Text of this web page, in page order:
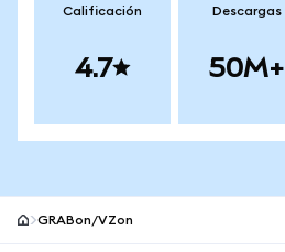
Calificación
4.7
Descargas
50M+
GRABon/VZon